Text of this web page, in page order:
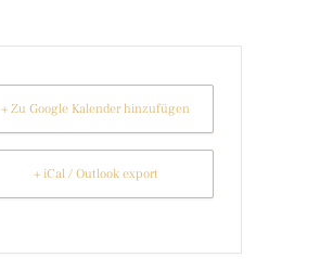
+ Zu Google Kalender hinzufügen
+ iCal / Outlook export